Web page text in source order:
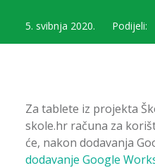
5. svibnja 2020. Podijeli:
Za tablete iz projekta
skole.hr računa za
će, nakon dodavanja
dodavanje Google